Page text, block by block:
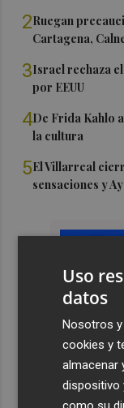
2Ruegan
Cartagena,
3Israel rechaza
por EEUU
4De Frida Kahlo
la cultura
5El Villarreal
sensaciones y
Uso
datos
Nosotros
cookies y
almacenar
dispositivo